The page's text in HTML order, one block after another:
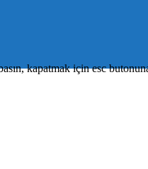
kapatmak için esc